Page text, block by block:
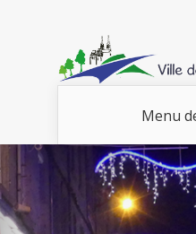
Menu